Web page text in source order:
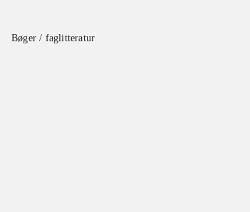
Bøger / faglitteratur